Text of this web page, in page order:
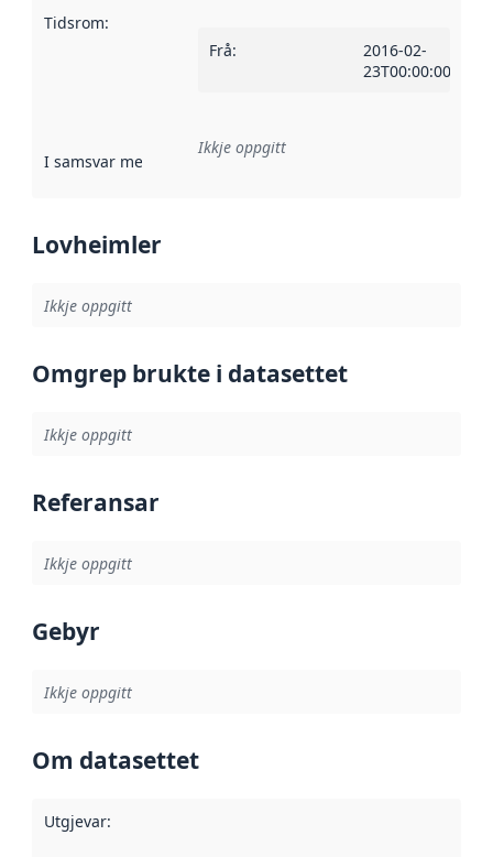
Tidsrom:
Frå:
2016-02-
23T00:00:00Z
I samsvar med Referanse til ei implementeringsregel eller
Ikkje oppgitt
Lovheimler
Ikkje oppgitt
Omgrep brukte i datasettet
Ikkje oppgitt
Referansar
Ikkje oppgitt
Gebyr
Ikkje oppgitt
Om datasettet
Utgjevar: